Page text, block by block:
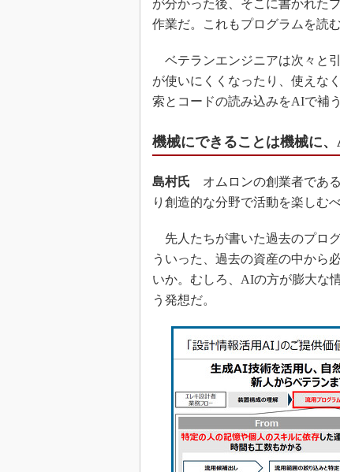
が分かった後、そこに書かれた
作業だ。これもプログラムを読
ベテランエンジニアは次々と
が使いにくくなったり、使えな
索とコードの読み込みをAIで補
機械にできることは機械に
島村氏 オムロンの創業者であ
り創造的な分野で活動を楽しむ
先人たちが書いた過去のプロ
ういった、過去の資産の中から
いか。むしろ、AIの方が膨大な
う発想だ。